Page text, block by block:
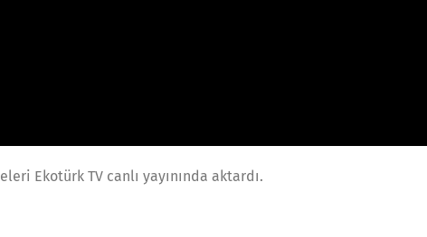
Ekotürk TV canlı yayınında aktardı.